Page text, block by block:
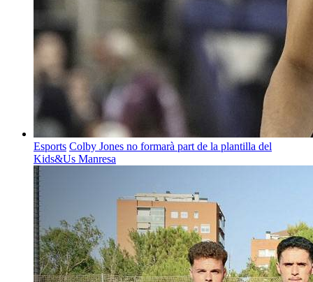
Esports Colby Jones no formarà part de la plantilla del
Kids&Us Manresa